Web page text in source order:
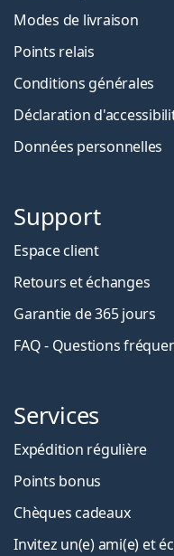
Modes de livraison
Points relais
Conditions générales
Déclaration
Données personnelles
Support
Espace client
Retours et échanges
Garantie de 365 jours
FAQ - Questions
Services
Expédition régulière
Points bonus
Chèques cadeaux
Invitez un(e) ami(e) et